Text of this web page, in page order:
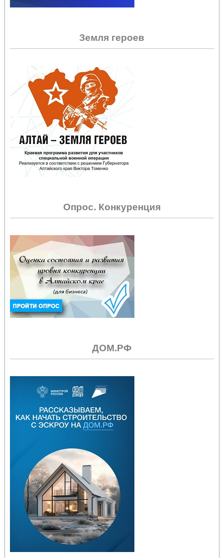
Земля героев
Опрос. Конкуренция
ДОМ.РФ